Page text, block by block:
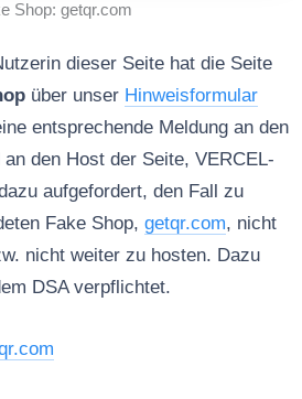
Shop: getqr.com
dieser Seite hat die Seite
über unser Hinweisformular
entsprechende Meldung an den
den Host der Seite, VERCEL-
aufgefordert, den Fall zu
Fake Shop, getqr.com, nicht
nicht weiter zu hosten. Dazu
DSA verpflichtet.